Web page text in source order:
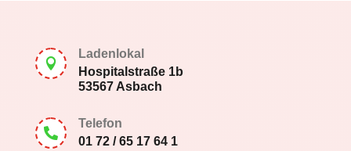

Ladenlokal
Hospitalstraße 1b
53567 Asbach

Telefon
01 72 / 65 17 64 1